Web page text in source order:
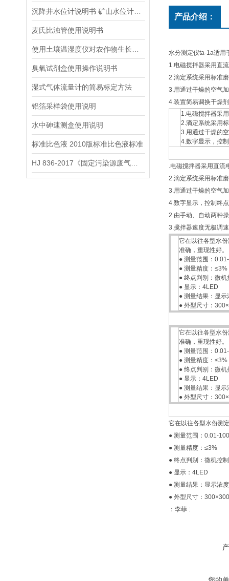
麦氏比浊管使用说明书
臭氧试剂盒使用操作说明书
湿式气体流量计的简易标定方法
铝箔采样袋使用说明
水中砷速测盒使用说明
标准比色液 2010版标准比色液标准
产品介绍：
水分测定仪ta-1a适用
1.电磁搅拌器采用直
2.滴定系统采用标准
3.用通过干燥的空气
4.装置简易调换干燥
1.电磁搅拌器采
2.滴定系统采用
3.用通过干燥的
4.数字显示，控
.电磁搅拌器采用直流
2.滴定系统采用标准
3.用通过干燥的空气
4.数字显示，控制终
2.由手动、自动两种
3.搅拌器速度无极调
它在以往各型水
准确，重现性好。
● 测量范围：
● 测量精度：≤3%
● 终点判别：微机
● 显示：4LED
● 测量结果：显
● 外型尺寸：
它在以往各型水
准确，重现性好。
● 测量范围：
● 测量精度：≤3%
● 终点判别：微机
● 显示：4LED
● 测量结果：显
● 外型尺寸：
它在以往各型水份测
● 测量范围：0.01-
● 测量精度：≤3%
● 终点判别：微机控制
● 显示：4LED
● 测量结果：显示浓
● 外型尺寸：
：李菲 :